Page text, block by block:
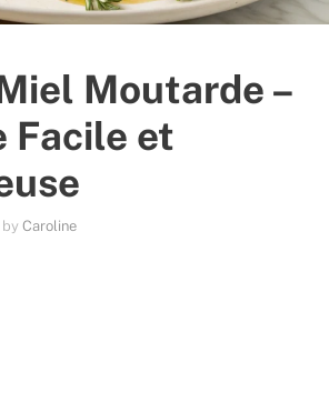
Moutarde –
Facile et
by Caroline